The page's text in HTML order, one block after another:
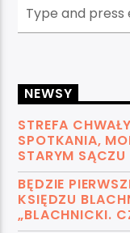
NEWSY
STREFA
SPOTKANIA,
STARYM SĄCZU
BĘDZIE
KSIĘDZU
„BLACHNICKI.